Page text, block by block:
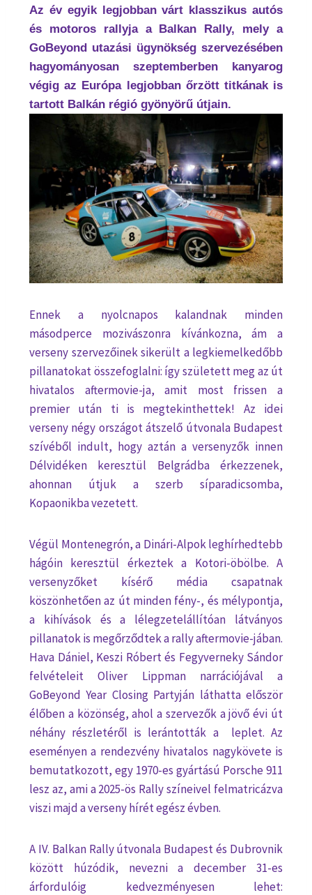
Az év egyik legjobban várt klasszikus autós
és motoros rallyja a Balkan Rally, mely a
GoBeyond utazási ügynökség szervezésében
hagyományosan szeptemberben kanyarog
végig az Európa legjobban őrzött titkának is
tartott Balkán régió gyönyörű útjain.
Ennek a nyolcnapos kalandnak minden
másodperce mozivászonra kívánkozna, ám a
verseny szervezőinek sikerült a legkiemelkedőbb
pillanatokat összefoglalni: így született meg az út
hivatalos aftermovie-ja, amit most frissen a
premier után ti is megtekinthettek! Az idei
verseny négy országot átszelő útvonala Budapest
szívéből indult, hogy aztán a versenyzők innen
Délvidéken keresztül Belgrádba érkezzenek,
ahonnan útjuk a szerb síparadicsomba,
Kopaonikba vezetett.
Végül Montenegrón, a Dinári-Alpok leghírhedtebb
hágóin keresztül érkeztek a Kotori-öbölbe. A
versenyzőket kísérő média csapatnak
köszönhetően az út minden fény-, és mélypontja,
a kihívások és a lélegzetelállítóan látványos
pillanatok is megőrződtek a rally aftermovie-jában.
Hava Dániel, Keszi Róbert és Fegyverneky Sándor
felvételeit Oliver Lippman narrációjával a
GoBeyond Year Closing Partyján láthatta először
élőben a közönség, ahol a szervezők a jövő évi út
néhány részletéről is lerántották a leplet. Az
eseményen a rendezvény hivatalos nagykövete is
bemutatkozott, egy 1970-es gyártású Porsche 911
lesz az, ami a 2025-ös Rally színeivel felmatricázva
viszi majd a verseny hírét egész évben.
A IV. Balkan Rally útvonala Budapest és Dubrovnik
között húzódik, nevezni a december 31-es
árfordulóig kedvezményesen lehet: